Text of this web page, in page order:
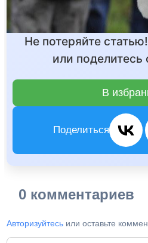
Не потеряйте
или поделитесь
В
Поделиться
0 комментариев
Авторизуйтесь или оставьте